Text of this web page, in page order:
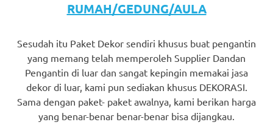
RUMAH/GEDUNG/AULA
Sesudah itu Paket Dekor sendiri khusus buat pengantin
yang memang telah memperoleh Supplier Dandan
Pengantin di luar dan sangat kepingin memakai jasa
dekor di luar, kami pun sediakan khusus DEKORASI.
Sama dengan paket- paket awalnya, kami berikan harga
yang benar-benar benar-benar bisa dijangkau.